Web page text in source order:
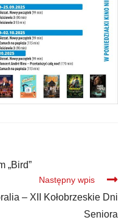
„Bird”
Następny wpis
– XII Kołobrzeskie Dni
Seniora